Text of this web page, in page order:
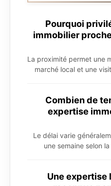
Pourquoi
immobilier
La proximité permet une
marché local et une
Combien de
expertise
Le délai varie
une semaine selon
Une